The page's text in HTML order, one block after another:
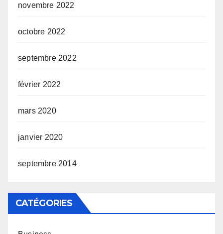
novembre 2022
octobre 2022
septembre 2022
février 2022
mars 2020
janvier 2020
septembre 2014
CATÉGORIES